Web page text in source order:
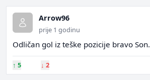
Arrow96
prije 1 godinu
Odličan gol iz teške pozicije bravo Son.
↑ 5 ↓ 2